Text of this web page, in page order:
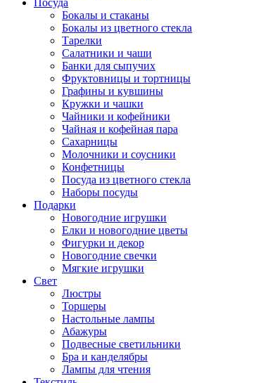
Посуда
Бокалы и стаканы
Бокалы из цветного стекла
Тарелки
Салатники и чаши
Банки для сыпучих
Фруктовницы и тортницы
Графины и кувшины
Кружки и чашки
Чайники и кофейники
Чайная и кофейная пара
Сахарницы
Молочники и соусники
Конфетницы
Посуда из цветного стекла
Наборы посуды
Подарки
Новогодние игрушки
Елки и новогодние цветы
Фигурки и декор
Новогодние свечки
Мягкие игрушки
Свет
Люстры
Торшеры
Настольные лампы
Абажуры
Подвесные светильники
Бра и канделябры
Лампы для чтения